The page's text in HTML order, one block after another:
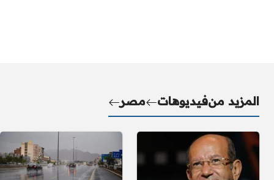
المزيد منفيديوهات مصر